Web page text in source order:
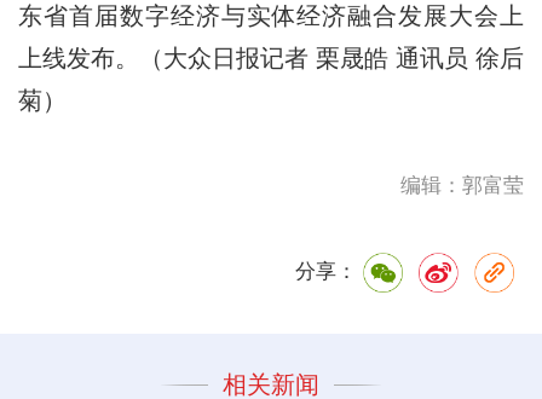
东省首届数字经济与实体经济融合发展大会上
上线发布。（大众日报记者 栗晟皓 通讯员 徐后
菊）
编辑：郭富莹
分享：
相关新闻